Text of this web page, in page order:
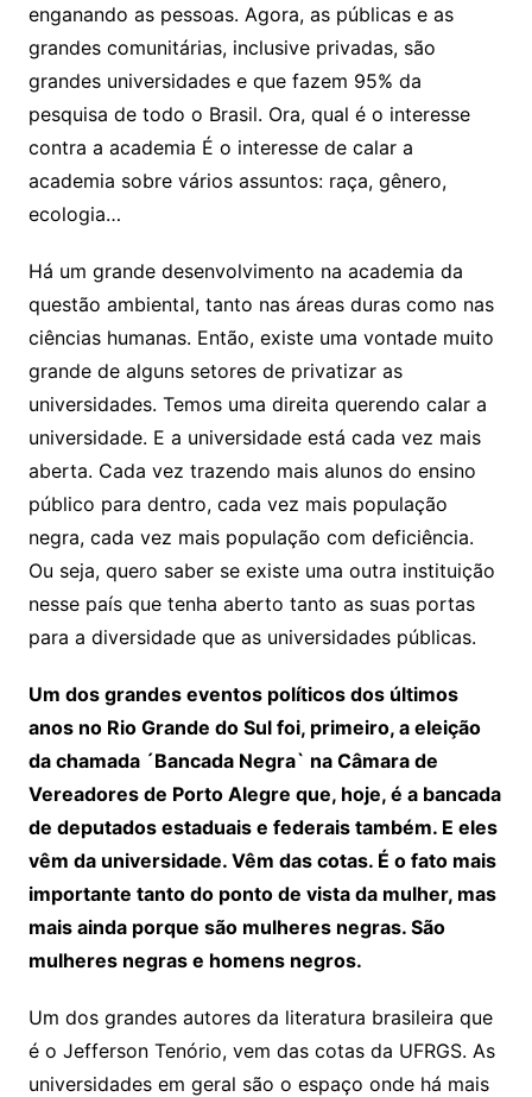
enganando as pessoas. Agora, as públicas e as
grandes comunitárias, inclusive privadas, são
grandes universidades e que fazem 95% da
pesquisa de todo o Brasil. Ora, qual é o interesse
contra a academia É o interesse de calar a
academia sobre vários assuntos: raça, gênero,
ecologia…
Há um grande desenvolvimento na academia da
questão ambiental, tanto nas áreas duras como nas
ciências humanas. Então, existe uma vontade muito
grande de alguns setores de privatizar as
universidades. Temos uma direita querendo calar a
universidade. E a universidade está cada vez mais
aberta. Cada vez trazendo mais alunos do ensino
público para dentro, cada vez mais população
negra, cada vez mais população com deficiência.
Ou seja, quero saber se existe uma outra instituição
nesse país que tenha aberto tanto as suas portas
para a diversidade que as universidades públicas.
Um dos grandes eventos políticos dos últimos
anos no Rio Grande do Sul foi, primeiro, a eleição
da chamada ´Bancada Negra` na Câmara de
Vereadores de Porto Alegre que, hoje, é a bancada
de deputados estaduais e federais também. E eles
vêm da universidade. Vêm das cotas. É o fato mais
importante tanto do ponto de vista da mulher, mas
mais ainda porque são mulheres negras. São
mulheres negras e homens negros.
Um dos grandes autores da literatura brasileira que
é o Jefferson Tenório, vem das cotas da UFRGS. As
universidades em geral são o espaço onde há mais